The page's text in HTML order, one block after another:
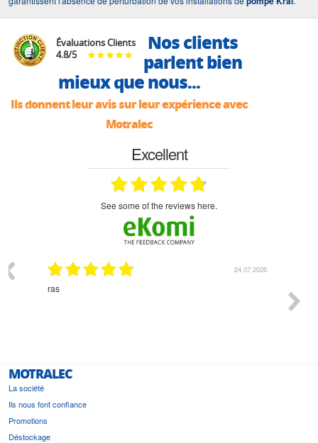
Évaluations Clients
4.8/5
Nos clients
parlent bien
mieux que nous...
Ils donnent leur avis sur leur expérience avec
Motralec
Excellent
see some of the reviews here.
24.07.2026
ras
MOTRALEC
La société
Ils nous font confiance
Promotions
Déstockage